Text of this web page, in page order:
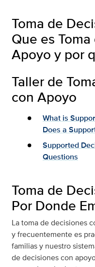
Toma de
Que es
Apoyo y por
Taller de
con Apoyo
What is
Does a
Supported
Questions
Toma de
Por Donde
La toma de decisiones
y frecuentemente es
familias y nuestro
de decisiones con